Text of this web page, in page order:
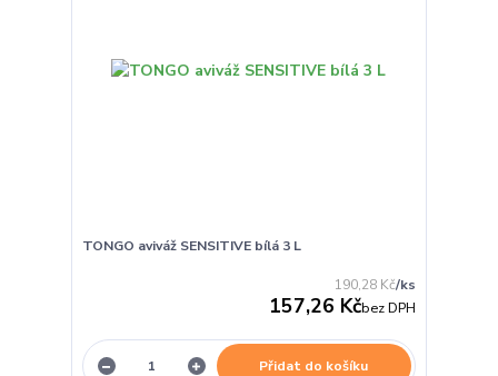
TONGO aviváž SENSITIVE bílá 3 L
190,28 Kč/ks
157,26 Kčbez DPH
Přidat do košíku